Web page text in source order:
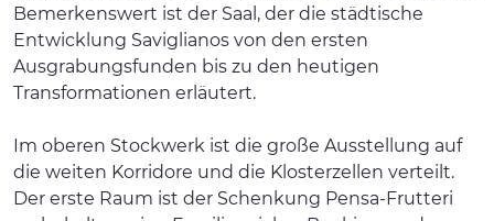
Bemerkenswert ist der Saal, der die städtische
Entwicklung Saviglianos von den ersten
Ausgrabungsfunden bis zu den heutigen
Transformationen erläutert.
Im oberen Stockwerk ist die große Ausstellung auf
die weiten Korridore und die Klosterzellen verteilt.
Der erste Raum ist der Schenkung Pensa-Frutteri